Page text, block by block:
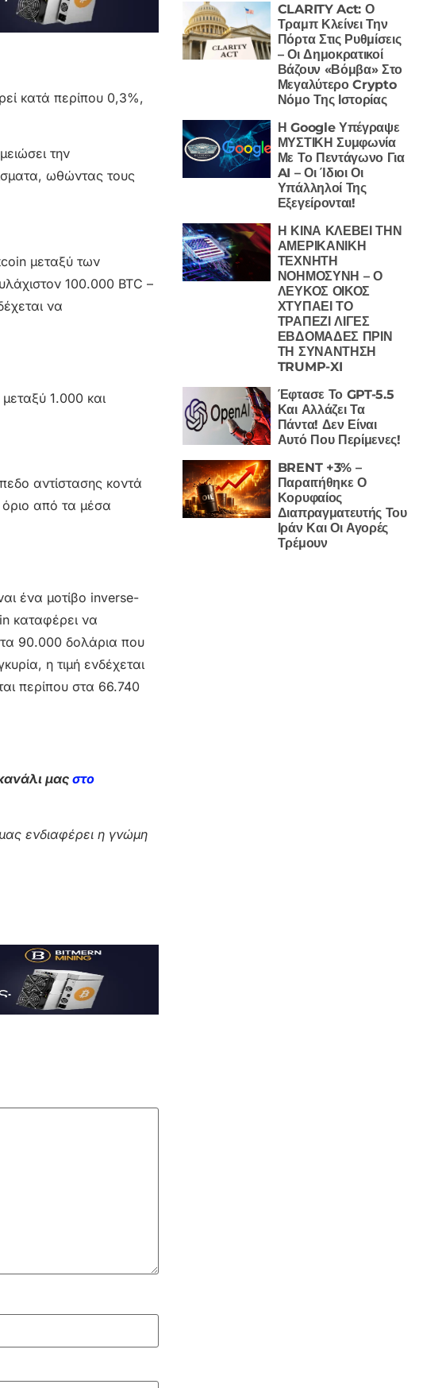
κατά περίπου 0,3%,
την
ωθώντας τους
μεταξύ των
100.000 BTC –
να
1.000 και
αντίστασης κοντά
από τα μέσα
ένα μοτίβο inverse-
καταφέρει να
90.000 δολάρια που
η τιμή ενδέχεται
περίπου στα 66.740
μας στο
ενδιαφέρει η γνώμη
CLARITY Act: Ο
Τραμπ Κλείνει Την
Πόρτα Στις Ρυθμίσεις
– Οι Δημοκρατικοί
Βάζουν «Βόμβα» Στο
Μεγαλύτερο Crypto
Νόμο Της Ιστορίας
Η Google Υπέγραψε
ΜΥΣΤΙΚΗ Συμφωνία
Με Το Πεντάγωνο Για
AI – Οι Ίδιοι Οι
Υπάλληλοί Της
Εξεγείρονται!
Η ΚΙΝΑ ΚΛΕΒΕΙ ΤΗΝ
ΑΜΕΡΙΚΑΝΙΚΗ
ΤΕΧΝΗΤΗ
ΝΟΗΜΟΣΥΝΗ – Ο
ΛΕΥΚΟΣ ΟΙΚΟΣ
ΧΤΥΠΑΕΙ ΤΟ
ΤΡΑΠΕΖΙ ΛΙΓΕΣ
ΕΒΔΟΜΑΔΕΣ ΠΡΙΝ
ΤΗ ΣΥΝΑΝΤΗΣΗ
TRUMP-XI
Έφτασε Το GPT-5.5
Και Αλλάζει Τα
Πάντα! Δεν Είναι
Αυτό Που Περίμενες!
BRENT +3% –
Παραιτήθηκε Ο
Κορυφαίος
Διαπραγματευτής Του
Ιράν Και Οι Αγορές
Τρέμουν